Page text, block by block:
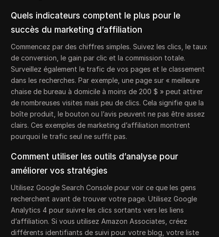
Quels indicateurs comptent le plus pour le
succès du marketing d’affiliation
Commencez par des chiffres simples. Suivez les clics, le taux
de conversion, le gain par clic et la commission totale.
Surveillez également le trafic de vos pages et le classement
dans les recherches. Par exemple, une page sur « meilleure
chaise de bureau à domicile à moins de 200 $ » peut attirer
de nombreuses visites mais peu de clics. Cela signifie que la
boîte produit, le bouton ou l’avis peuvent ne pas être assez
clairs. Ces exemples de marketing d’affiliation montrent
pourquoi le trafic seul ne suffit pas.
Comment utiliser les outils d’analyse pour
améliorer vos stratégies
Utilisez Google Search Console pour voir ce que les gens
recherchent avant de trouver votre page. Utilisez Google
Analytics 4 pour suivre les clics sortants vers les liens
d’affiliation. Si vous utilisez Amazon Associates, créez
différents identifiants de suivi pour votre blog, votre liste